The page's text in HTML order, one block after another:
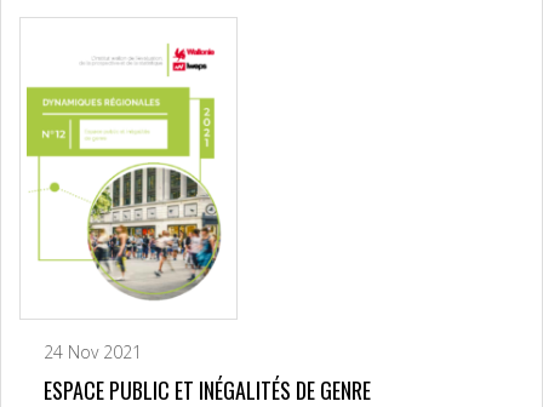
24 Nov 2021
ESPACE PUBLIC ET INÉGALITÉS DE GENRE